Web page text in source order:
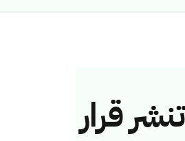
قرار